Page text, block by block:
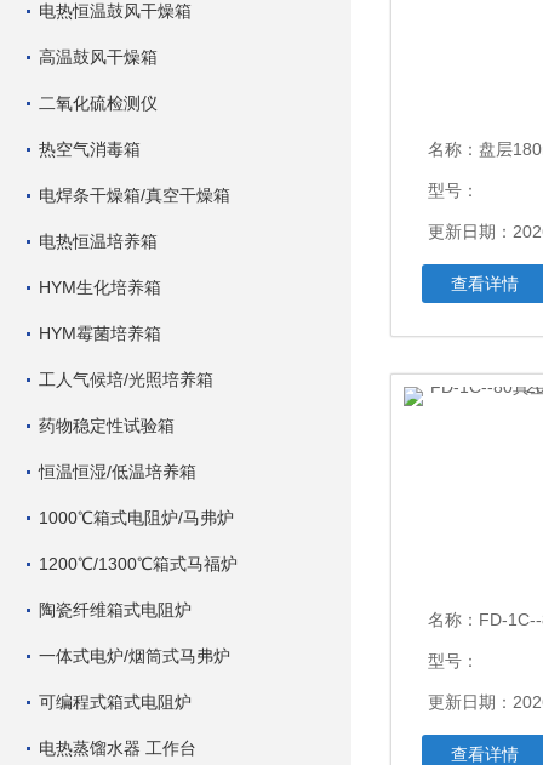
电热恒温鼓风干燥箱
高温鼓风干燥箱
二氧化硫检测仪
热空气消毒箱
电焊条干燥箱/真空干燥箱
电热恒温培养箱
HYM生化培养箱
HYM霉菌培养箱
工人气候培/光照培养箱
药物稳定性试验箱
恒温恒湿/低温培养箱
1000℃箱式电阻炉/马弗炉
1200℃/1300℃箱式马福炉
陶瓷纤维箱式电阻炉
一体式电炉/烟筒式马弗炉
可编程式箱式电阻炉
电热蒸馏水器 工作台
名称： 盘层
型号：
更新日期：
查看详情
名称： FD-1C--80真
型号：
更新日期：
查看详情